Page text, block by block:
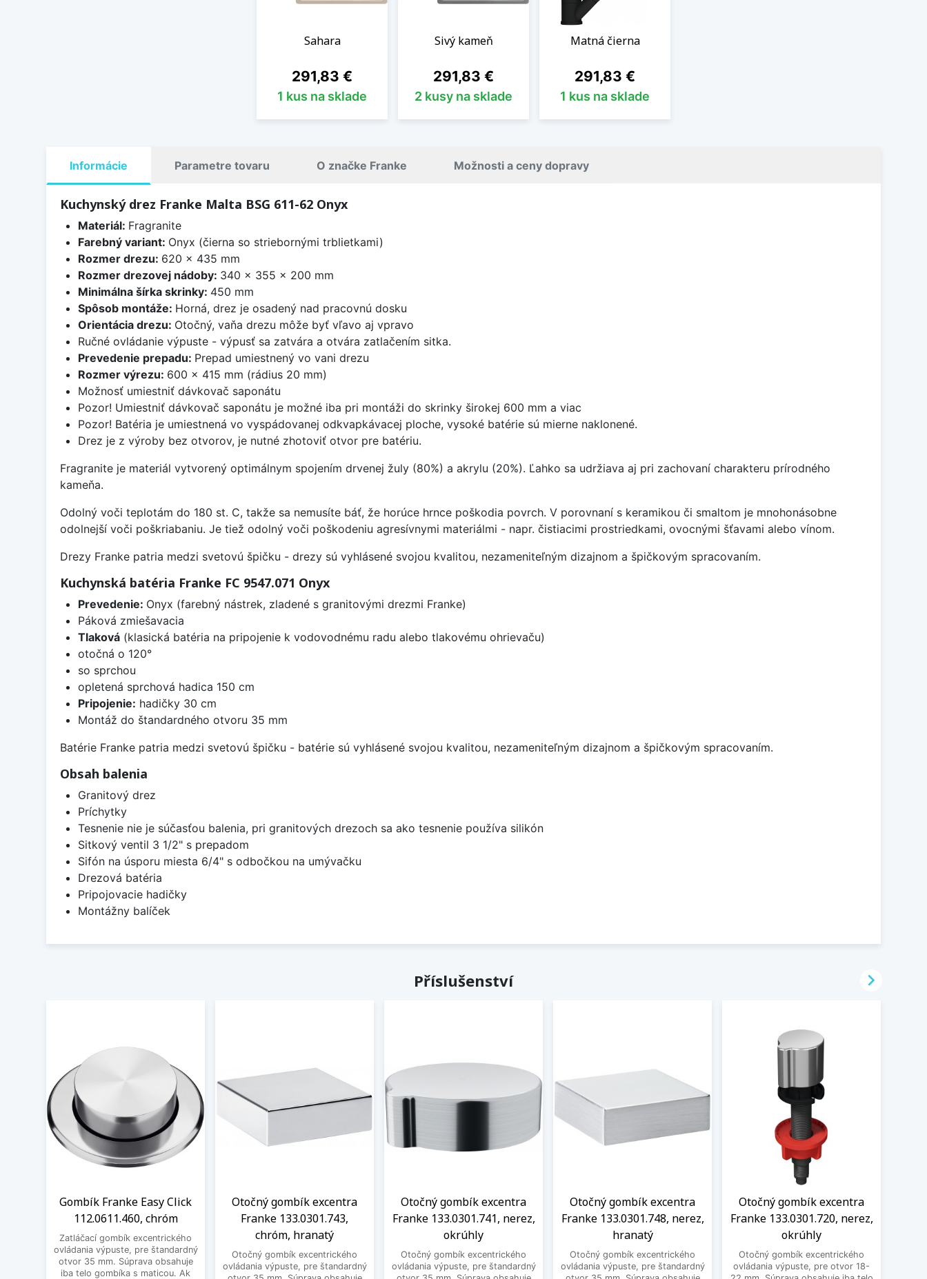
Sahara
Cena
291,83 €
1 kus na sklade
Sivý kameň
Cena
291,83 €
2 kusy na sklade
Matná čierna
Cena
291,83 €
1 kus na sklade
Informácie Parametre tovaru O značke Franke Možnosti a ceny dopravy
Kuchynský drez Franke Malta BSG 611-62 Onyx
Materiál: Fragranite
Farebný variant: Onyx (čierna so striebornými trblietkami)
Rozmer drezu: 620 x 435 mm
Rozmer drezovej nádoby: 340 x 355 x 200 mm
Minimálna šírka skrinky: 450 mm
Spôsob montáže: Horná, drez je osadený nad pracovnú dosku
Orientácia drezu: Otočný, vaňa drezu môže byť vľavo aj vpravo
Ručné ovládanie výpuste - výpusť sa zatvára a otvára zatlačením sitka.
Prevedenie prepadu: Prepad umiestnený vo vani drezu
Rozmer výrezu: 600 x 415 mm (rádius 20 mm)
Možnosť umiestniť dávkovač saponátu
Pozor! Umiestniť dávkovač saponátu je možné iba pri montáži do skrinky širokej 600 mm a viac
Pozor! Batéria je umiestnená vo vyspádovanej odkvapkávacej ploche, vysoké batérie sú mierne naklonené.
Drez je z výroby bez otvorov, je nutné zhotoviť otvor pre batériu.
Fragranite je materiál vytvorený optimálnym spojením drvenej žuly (80%) a akrylu (20%). Ľahko sa udržiava aj pri zachovaní charakteru prírodného
kameňa.
Odolný voči teplotám do 180 st. C, takže sa nemusíte báť, že horúce hrnce poškodia povrch. V porovnaní s keramikou či smaltom je mnohonásobne
odolnejší voči poškriabaniu. Je tiež odolný voči poškodeniu agresívnymi materiálmi - napr. čistiacimi prostriedkami, ovocnými šťavami alebo vínom.
Drezy Franke patria medzi svetovú špičku - drezy sú vyhlásené svojou kvalitou, nezameniteľným dizajnom a špičkovým spracovaním.
Kuchynská batéria Franke FC 9547.071 Onyx
Prevedenie: Onyx (farebný nástrek, zladené s granitovými drezmi Franke)
Páková zmiešavacia
Tlaková(klasická batéria na pripojenie k vodovodnému radu alebo tlakovému ohrievaču)
otočná o 120°
so sprchou
opletená sprchová hadica 150 cm
Pripojenie: hadičky 30 cm
Montáž do štandardného otvoru 35 mm
Batérie Franke patria medzi svetovú špičku - batérie sú vyhlásené svojou kvalitou, nezameniteľným dizajnom a špičkovým spracovaním.
Obsah balenia
Granitový drez
Príchytky
Tesnenie nie je súčasťou balenia, pri granitových drezoch sa ako tesnenie používa silikón
Sitkový ventil 3 1/2" s prepadom
Sifón na úsporu miesta 6/4" s odbočkou na umývačku
Drezová batéria
Pripojovacie hadičky
Montážny balíček
Příslušenství
Gombík Franke Easy Click
112.0611.460, chróm
Zatláčací gombík excentrického
ovládania výpuste, pre štandardný
otvor 35 mm. Súprava obsahuje
iba telo gombíka s maticou. Ak
Otočný gombík excentra
Franke 133.0301.743,
chróm, hranatý
Otočný gombík excentrického
ovládania výpuste, pre štandardný
Otočný gombík excentra
Franke 133.0301.741, nerez,
okrúhly
Otočný gombík excentrického
ovládania výpuste, pre štandardný
Otočný gombík excentra
Franke 133.0301.748, nerez,
hranatý
Otočný gombík excentrického
ovládania výpuste, pre štandardný
Otočný gombík excentra
Franke 133.0301.720, nerez,
okrúhly
Otočný gombík excentrického
ovládania výpuste, pre otvor 18-
